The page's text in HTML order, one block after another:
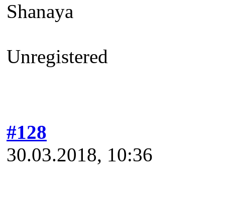
Shanaya
Unregistered
#128
30.03.2018, 10:36